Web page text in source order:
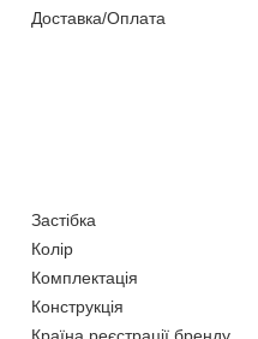
Доставка/Оплата
Застібка
Колір
Комплектація
Конструкція
Країна реєстрації бренду